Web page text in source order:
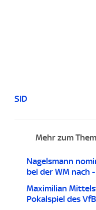
SID
Mehr zum
Nagelsmann
bei der WM nach
Maximilian
Pokalspiel des